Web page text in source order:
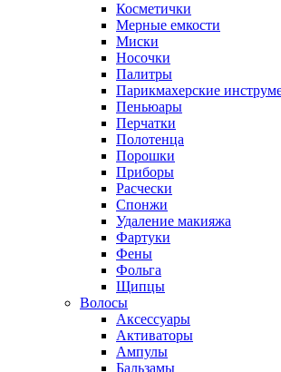
Косметички
Мерные емкости
Миски
Носочки
Палитры
Парикмахерские
Пеньюары
Перчатки
Полотенца
Порошки
Приборы
Расчески
Спонжи
Удаление макияжа
Фартуки
Фены
Фольга
Щипцы
Волосы
Аксессуары
Активаторы
Ампулы
Бальзамы